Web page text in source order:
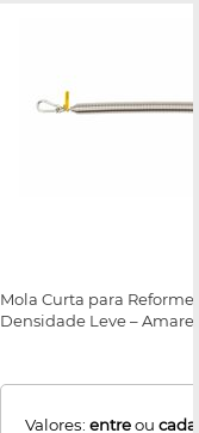
Mola Curta para
Densidade Leve –
Valores: entreou